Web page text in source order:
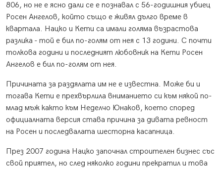
806, но не е ясно дали се е познавал с 56-годишния убиец
Росен Ангелов, който също е живял дълго време в
квартала. Нацко и Кети са имали голяма възрастова
разлика - той е бил по-голям от нея с 13 години. С почти
толкова години и последният любовник на Кети Росен
Ангелов е бил по-голям от нея.
Причината за раздялата им не е известна. Може би и
тогава Кети е прехвърлила вниманието си към някой по-
млад мъж както към Неделчо Юнаков, което според
официалната версия става причина за дивата ревност
на Росен и последвалата шесторна касапница.
През 2007 година Нацко започнал строителен бизнес със
свой приятел, но след няколко години прекратил и това